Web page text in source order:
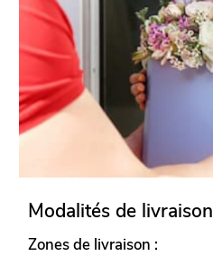
Modalités de livraison
Zones de livraison :